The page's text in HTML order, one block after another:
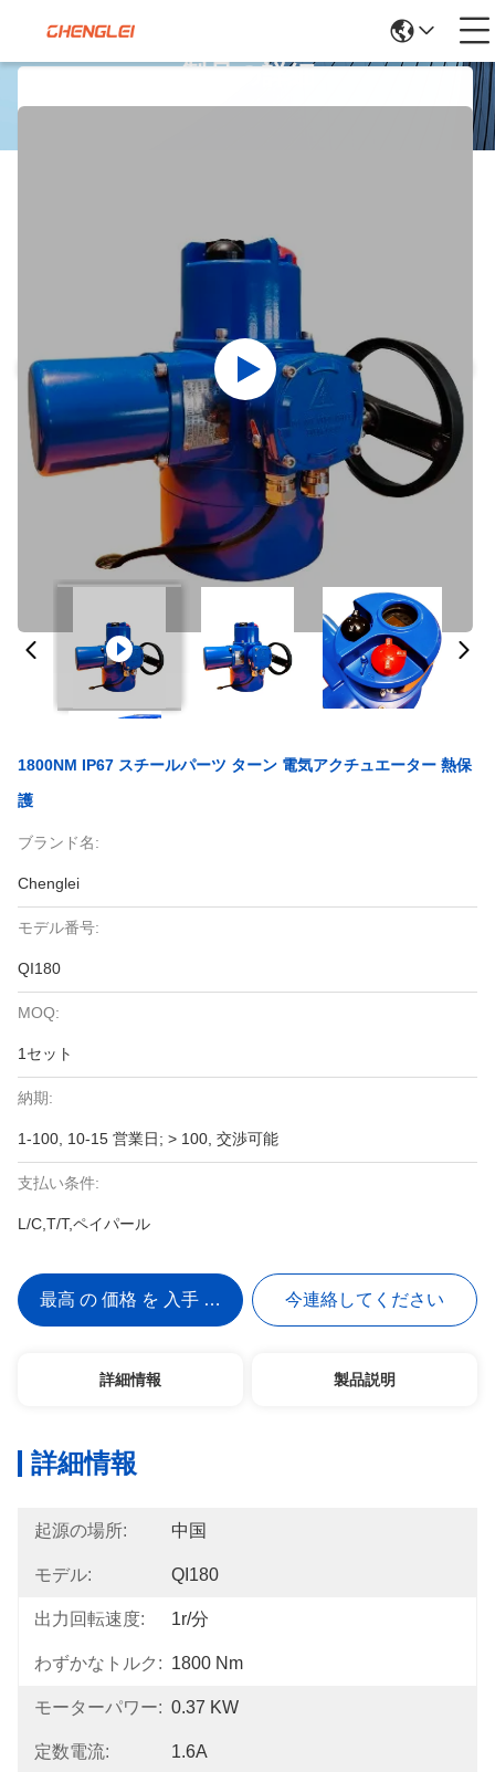
製品の詳細
1800NM IP67 スチールパーツ ターン 電気アクチュエーター 熱保
護
ブランド名:
Chenglei
モデル番号:
QI180
MOQ:
1セット
納期:
1-100, 10-15 営業日; > 100, 交渉可能
支払い条件:
L/C,T/T,ペイパール
最高 の 価格 を 入手 する 今連絡してください
詳細情報 製品説明
詳細情報
起源の場所: 中国
モデル: QI180
出力回転速度: 1r/分
わずかなトルク: 1800 Nm
モーターパワー: 0.37 KW
定数電流: 1.6A